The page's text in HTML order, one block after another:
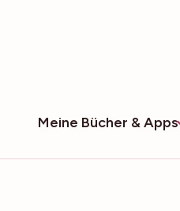
Meine Bücher & Apps